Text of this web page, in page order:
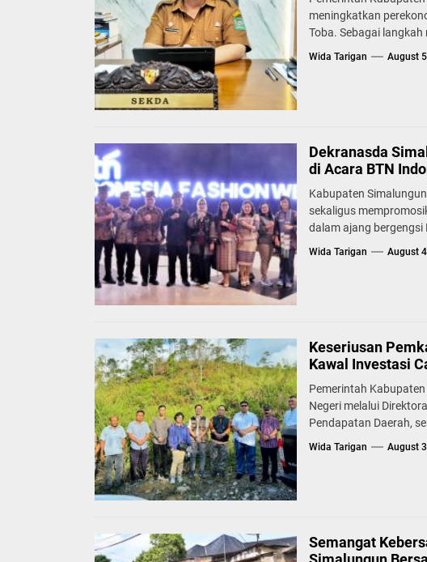
meningkatkan
Toba. Sebagai
Wida Tarigan August
Dekranasda
di Acara BTN
Kabupaten
sekaligus
dalam ajang bergengsi
Wida Tarigan August
Keseriusan
Kawal Investasi
Pemerintah
Negeri melalui
Pendapatan Daerah,
Wida Tarigan August
Semangat